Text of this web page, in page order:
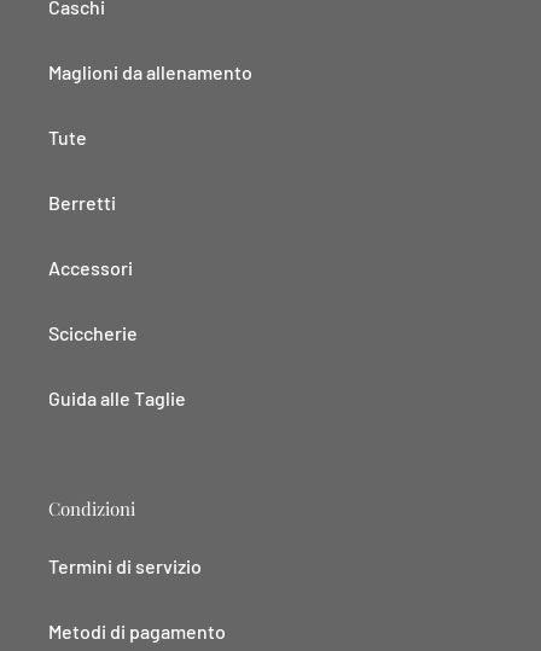
Caschi
Maglioni da allenamento
Tute
Berretti
Accessori
Sciccherie
Guida alle Taglie
Condizioni
Termini di servizio
Metodi di pagamento